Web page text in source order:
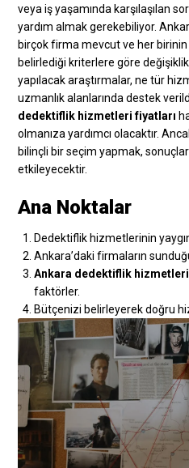
veya iş yaşamında karşılaşılan
yardım almak gerekebiliyor.
birçok firma mevcut ve her birinin
belirlediği kriterlere göre
yapılacak araştırmalar, ne tür
uzmanlık alanlarında destek
dedektiflik hizmetleri fiyatları
olmanıza yardımcı olacaktır.
bilinçli bir seçim yapmak,
etkileyecektir.
Ana Noktalar
Dedektiflik hizmetlerinin
Ankara’daki firmaların
Ankara dedektiflik hizmetleri
faktörler.
Bütçenizi belirleyerek doğru